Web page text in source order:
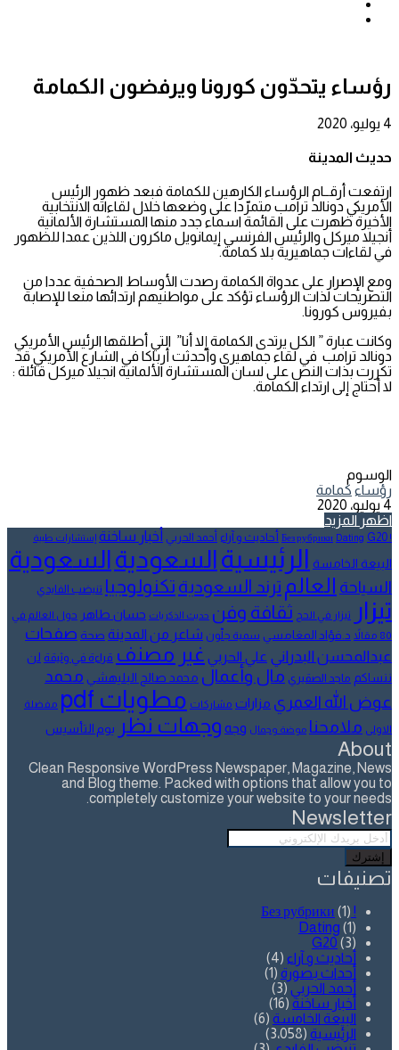
رؤساء يتحدّون كورونا ويرفضون الكمامة
4 يوليو، 2020
حديث المدينة
ارتفعت أرقــام الرؤساء الكارهين للكمامة فبعد ظهور الرئيس
الأمريكي دونالد ترامب متمرّدا على وضعها خلال لقاءاته الانتخابية
الأخيرة ظهرت على القائمة اسماء جدد منها المستشارة الألمانية
أنجيلا ميركل والرئيس الفرنسي إيمانويل ماكرون اللذين عمدا للظهور
في لقاءات جماهيرية بلا كمامة.
ومع الإصرار على عدواة الكمامة رصدت الأوساط الصحفية عددا من
التصريحات لذات الرؤساء تؤكد على مواطنيهم ارتدائها منعا للإصابة
بفيروس كورونا.
وكانت عبارة ” الكل يرتدى الكمامة إلا أنا” التي أطلقها الرئيس الأمريكي
دونالد ترامب في لقاء جماهيري وأحدثت أرباكا في الشارع الأمريكي قد
تكررت بذات النص على لسان المستشارة الألمانية انجيلا ميركل قائلة :
لا أحتاج إلى ارتداء الكمامة.
الوسوم
رؤساء كمامة
4 يوليو، 2020
اظهر المزيد
! Без рубрики
Dating G20 أحاديث و آراء أحمد الحربي أخبار ساخنة إستشارات طبية
البيعة الخامسة الرئيسيةالسعوديةالسعودية
السياحة العالم ترند السعودية تكنولوجيا تنيضب الفايدي
تيزار تيزار في الحج ثقافة وفن حديث الذكريات حسان طاهر حول العالم في
80 مقالاً
د.فؤاد المغامسي سمية جلّون شاعر من المدينة صحة صفحات
عبدالمحسن البدراني علي الحربي غير مصنف قراءة في وثيقة لن
ننساكم ماجد الصقيري مال وأعمال محمد صالح البليهشي محمد
عوض الله العمري مزارات مشاركات مطويات pdf مفضلة
الاولى ملامحنا موضة وجمال وجه وجهات نظر يوم التأسيس
About
Clean Responsive WordPress Newspaper, Magazine, News
and Blog theme. Packed with options that allow you to
completely customize your website to your needs.
Newsletter
أدخل
بريدك
الإلكتروني
تصنيفات
! Без рубрики
(1)
Dating (1)
G20 (3)
أحاديث و آراء (4)
أحداث بصورة (1)
أحمد الحربي (3)
أخبار ساخنة (16)
البيعة الخامسة (6)
الرئيسية (3٬058)